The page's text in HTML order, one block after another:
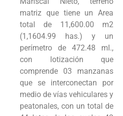
matriz que tiene un Area
total de 11,600.00 m2
(1,1604.99 has.) y un
perímetro de 472.48 ml.,
con lotización que
comprende 03 manzanas
que se interconectan por
medio de vías vehiculares y
peatonales, con un total de